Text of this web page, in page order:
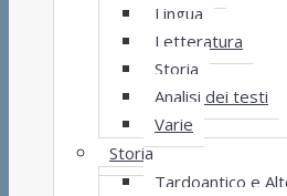
Lingua
Letteratura
Storia
Analisi dei testi
Varie
Storia
Tardoantico e